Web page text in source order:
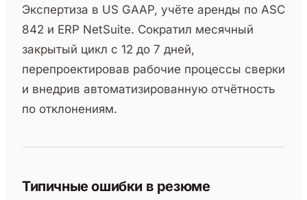
Экспертиза в US GAAP, учёте аренды по ASC
842 и ERP NetSuite. Сократил месячный
закрытый цикл с 12 до 7 дней,
перепроектировав рабочие процессы сверки
и внедрив автоматизированную отчётность
по отклонениям.
Типичные ошибки в резюме